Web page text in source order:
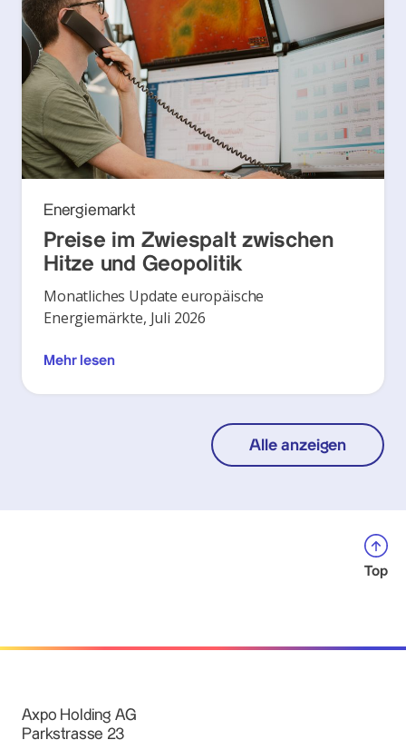
Energiemarkt
Preise im Zwiespalt zwischen
Hitze und Geopolitik
Monatliches Update europäische
Energiemärkte, Juli 2026
Mehr lesen
Alle anzeigen
Top
Axpo Holding AG
Parkstrasse 23